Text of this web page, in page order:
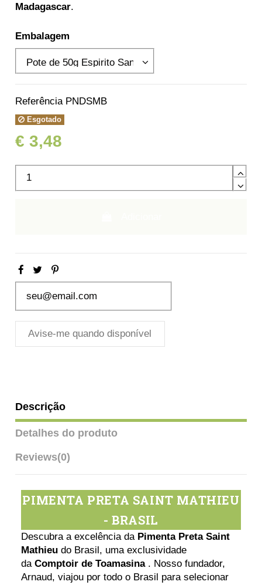
Madagascar.
Embalagem
Referência PNDSMB
Esgotado
€ 3,48
Descrição
Detalhes do produto
Reviews(0)
PIMENTA PRETA SAINT MATHIEU
- BRASIL
Descubra a excelência da Pimenta Preta Saint
Mathieu do Brasil, uma exclusividade
daComptoir de Toamasina. Nosso fundador,
Arnaud, viajou por todo o Brasil para selecionar